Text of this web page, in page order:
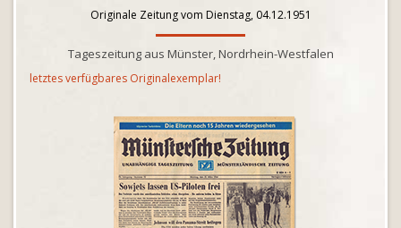
Originale Zeitung vom Dienstag, 04.12.1951
Tageszeitung aus Münster, Nordrhein-Westfalen
letztes verfügbares Originalexemplar!